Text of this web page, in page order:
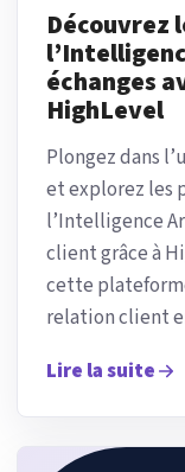
Découvrez
échanges
HighLevel
Plongez dans
et explorez les
l’Intelligence
client grâce à
cette
relation client
Lire la suite